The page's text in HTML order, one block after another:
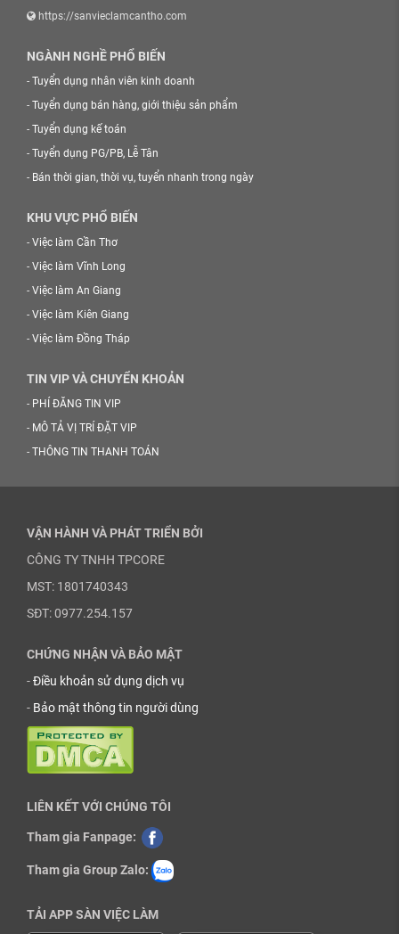
https://sanvieclamcantho.com
NGÀNH NGHỀ PHỔ BIẾN
- Tuyển dụng nhân viên kinh doanh
- Tuyển dụng bán hàng, giới thiệu sản phẩm
- Tuyển dụng kế toán
- Tuyển dụng PG/PB, Lễ Tân
- Bán thời gian, thời vụ, tuyển nhanh trong ngày
KHU VỰC PHỔ BIẾN
- Việc làm Cần Thơ
- Việc làm Vĩnh Long
- Việc làm An Giang
- Việc làm Kiên Giang
- Việc làm Đồng Tháp
TIN VIP VÀ CHUYỂN KHOẢN
- PHÍ ĐĂNG TIN VIP
- MÔ TẢ VỊ TRÍ ĐẶT VIP
- THÔNG TIN THANH TOÁN
VẬN HÀNH VÀ PHÁT TRIỂN BỞI
CÔNG TY TNHH TPCORE
MST: 1801740343
SĐT: 0977.254.157
CHỨNG NHẬN VÀ BẢO MẬT
-Điều khoản sử dụng dịch vụ
- Bảo mật thông tin người dùng
LIÊN KẾT VỚI CHÚNG TÔI
Tham gia Fanpage:
Tham gia Group Zalo:
TẢI APP SÀN VIỆC LÀM